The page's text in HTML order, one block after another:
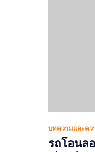
บทความและคว
รถโอนล